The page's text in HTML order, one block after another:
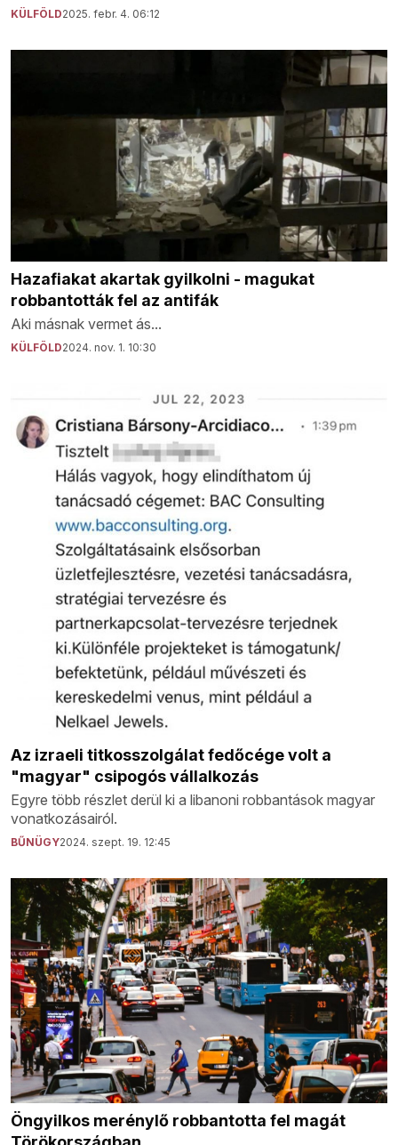
KÜLFÖLD2025. febr. 4. 06:12
Hazafiakat akartak gyilkolni - magukat
robbantották fel az antifák
Aki másnak vermet ás...
KÜLFÖLD2024. nov. 1. 10:30
Az izraeli titkosszolgálat fedőcége volt a
"magyar" csipogós vállalkozás
Egyre több részlet derül ki a libanoni robbantások magyar
vonatkozásairól.
BŰNÜGY2024. szept. 19. 12:45
Öngyilkos merénylő robbantotta fel magát